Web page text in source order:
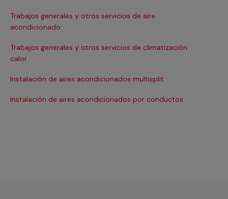
Trabajos generales y otros servicios de aire
acondicionado
Trabajos generales y otros servicios de climatización
calor
Instalación de aires acondicionados multisplit
Instalación de aires acondicionados por conductos